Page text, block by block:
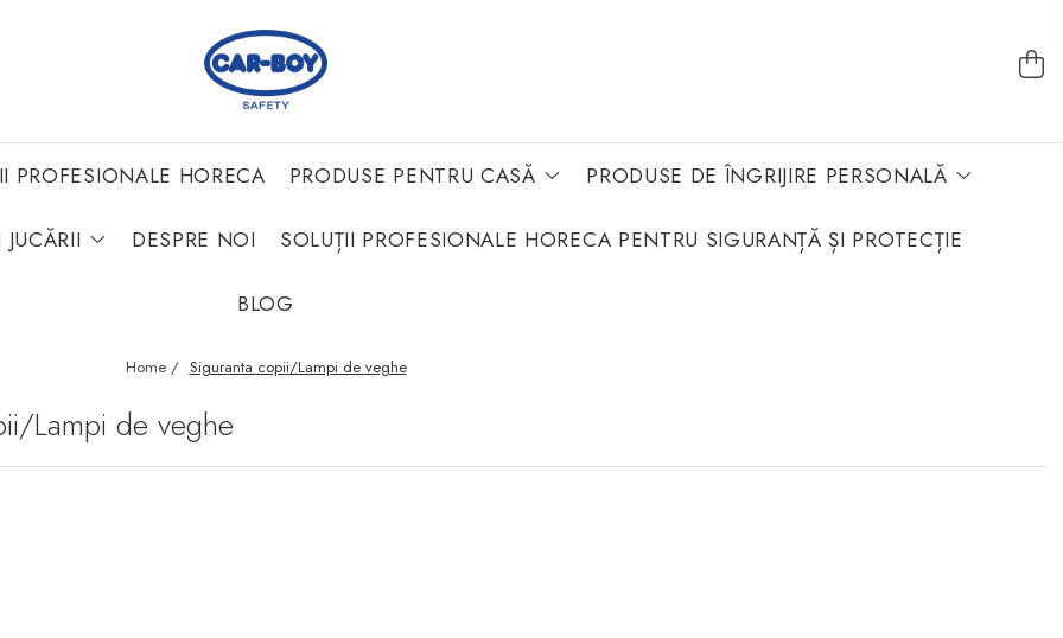
PROFESIONALE HORECA PRODUSE PENTRU CASĂ PRODUSE DE ÎNGRIJIRE PERSONALĂ
JUCĂRII DESPRE NOI SOLUȚII PROFESIONALE HORECA PENTRU SIGURANȚĂ ȘI PROTECȚIE
BLOG
Home / Siguranta copii/Lampi de veghe
Lampi de veghe